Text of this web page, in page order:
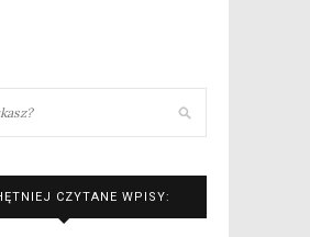
CZYTANE WPISY: